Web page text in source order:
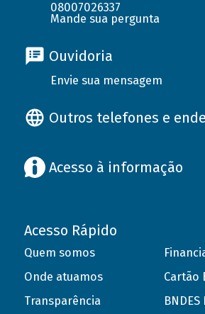
08007026337
Mande sua pergunta
Ouvidoria
Envie sua mensagem
Outros telefones e
Acesso à informação
Acesso Rápido
Quem somos
Onde atuamos
Transparência
Cartão